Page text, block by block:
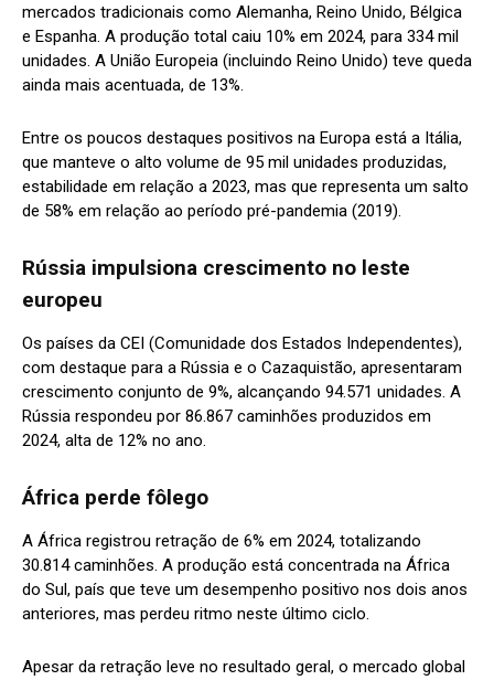
mercados tradicionais como Alemanha, Reino Unido, Bélgica
e Espanha. A produção total caiu 10% em 2024, para 334 mil
unidades. A União Europeia (incluindo Reino Unido) teve queda
ainda mais acentuada, de 13%.
Entre os poucos destaques positivos na Europa está a Itália,
que manteve o alto volume de 95 mil unidades produzidas,
estabilidade em relação a 2023, mas que representa um salto
de 58% em relação ao período pré-pandemia (2019).
Rússia impulsiona crescimento no leste
europeu
Os países da CEI (Comunidade dos Estados Independentes),
com destaque para a Rússia e o Cazaquistão, apresentaram
crescimento conjunto de 9%, alcançando 94.571 unidades. A
Rússia respondeu por 86.867 caminhões produzidos em
2024, alta de 12% no ano.
África perde fôlego
A África registrou retração de 6% em 2024, totalizando
30.814 caminhões. A produção está concentrada na África
do Sul, país que teve um desempenho positivo nos dois anos
anteriores, mas perdeu ritmo neste último ciclo.
Apesar da retração leve no resultado geral, o mercado global